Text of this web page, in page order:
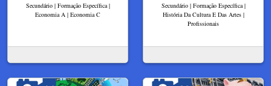
Secundário | Formação Específica |
Economia A | Economia C
Secundário | Formação Específica |
História Da Cultura E Das Artes |
Profissionais